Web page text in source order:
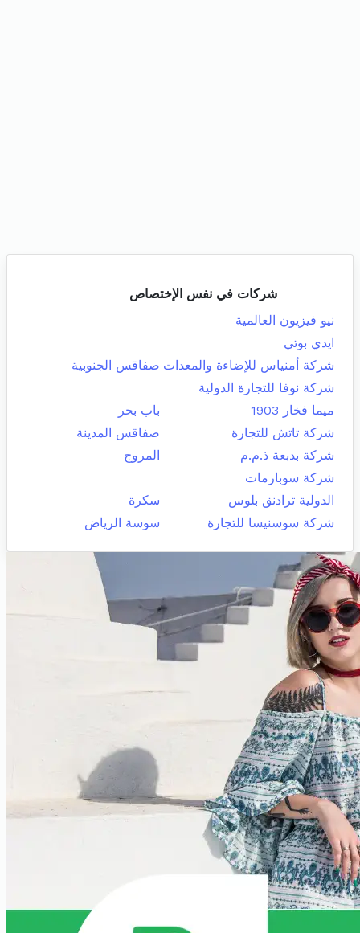
شركات في نفس الإختصاص
نيو فيزيون العالمية
ايدي بوتي
شركة أمنياس للإضاءة والمعدات صفاقس الجنوبية
شركة نوفا للتجارة الدولية
ميما فخار 1903
باب بحر
شركة تاتش للتجارة
صفاقس المدينة
شركة بدبعة ذ.م.م
المروج
شركة سوبارمات
الدولية ترادنق بلوس
سكرة
شركة سوسنيسا للتجارة
سوسة الرياض